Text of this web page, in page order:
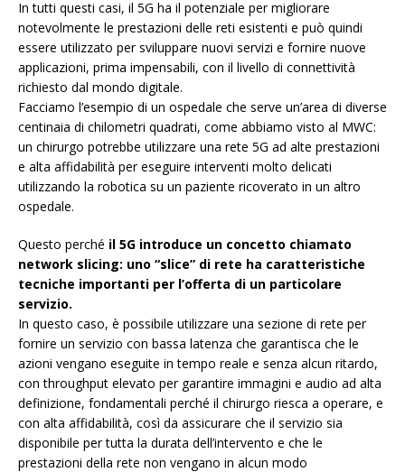
In tutti questi casi, il 5G ha il potenziale per migliorare
notevolmente le prestazioni delle reti esistenti e può quindi
essere utilizzato per sviluppare nuovi servizi e fornire nuove
applicazioni, prima impensabili, con il livello di connettività
richiesto dal mondo digitale.
Facciamo l’esempio di un ospedale che serve un’area di diverse
centinaia di chilometri quadrati, come abbiamo visto al MWC:
un chirurgo potrebbe utilizzare una rete 5G ad alte prestazioni
e alta affidabilità per eseguire interventi molto delicati
utilizzando la robotica su un paziente ricoverato in un altro
ospedale.
Questo perché il 5G introduce un concetto chiamato
network slicing: uno “slice” di rete ha caratteristiche
tecniche importanti per l’offerta di un particolare
servizio.
In questo caso, è possibile utilizzare una sezione di rete per
fornire un servizio con bassa latenza che garantisca che le
azioni vengano eseguite in tempo reale e senza alcun ritardo,
con throughput elevato per garantire immagini e audio ad alta
definizione, fondamentali perché il chirurgo riesca a operare, e
con alta affidabilità, così da assicurare che il servizio sia
disponibile per tutta la durata dell’intervento e che le
prestazioni della rete non vengano in alcun modo